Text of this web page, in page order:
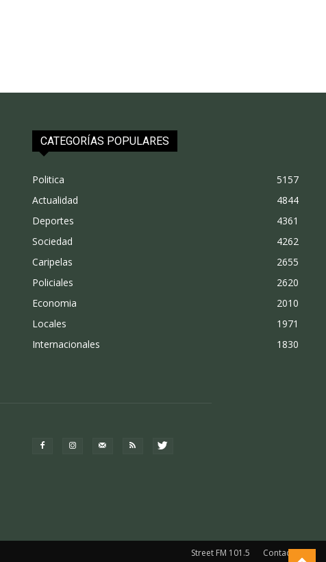
CATEGORÍAS POPULARES
Politica
5157
Actualidad
4844
Deportes
4361
Sociedad
4262
Caripelas
2655
Policiales
2620
Economia
2010
Locales
1971
Internacionales
1830
Street FM 101.5 Contacto